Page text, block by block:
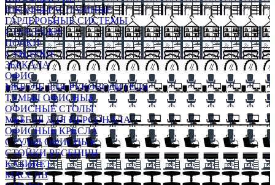
ШКАФЫ-РАСПАШНЫЕ
ГАРДЕРОБНЫЕ СИСТЕМЫ
СТЕЛЛАЖИ
ПОЛКИ
СУНДУКИ
ЗЕРКАЛА
ОФИС
МЕБЕЛЬ ДЛЯ РУКОВОДИТЕЛЯ
ТУМБЫ ОФИСНЫЕ
ОФИСНЫЕ СТОЛЫ
МЕБЕЛЬ ДЛЯ ПЕРСОНАЛА
ОФИСНЫЕ КРЕСЛА
СТУЛЬЯ ОФИСНЫЕ
СТОЙКИ РЕСЕПШН
КАБИНЕТ
МАССИВ